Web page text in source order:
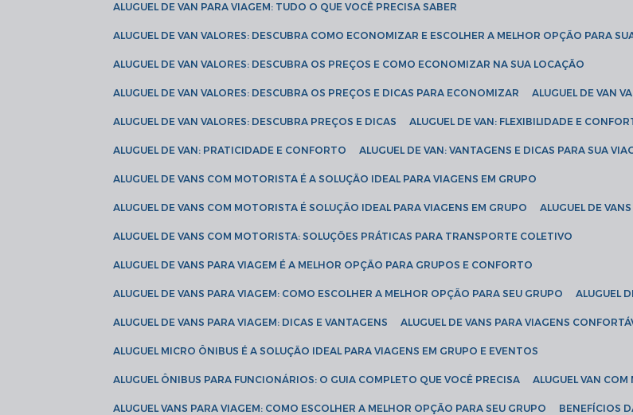
ALUGUEL DE VAN PARA VIAGEM: TUDO O QUE VOCÊ PRECISA SABER
ALUGUEL DE VAN VALORES: DESCUBRA COMO ECONOMIZAR E ESCOLHER A MELHOR OPÇÃO PARA
ALUGUEL DE VAN VALORES: DESCUBRA OS PREÇOS E COMO ECONOMIZAR NA SUA LOCAÇÃO
ALUGUEL DE VAN VALORES: DESCUBRA OS PREÇOS E DICAS PARA ECONOMIZAR ALUGUEL DE VAN
ALUGUEL DE VAN VALORES: DESCUBRA PREÇOS E DICAS ALUGUEL DE VAN: FLEXIBILIDADE E
ALUGUEL DE VAN: PRATICIDADE E CONFORTO ALUGUEL DE VAN: VANTAGENS E DICAS PARA SUA
ALUGUEL DE VANS COM MOTORISTA É A SOLUÇÃO IDEAL PARA VIAGENS EM GRUPO
ALUGUEL DE VANS COM MOTORISTA É SOLUÇÃO IDEAL PARA VIAGENS EM GRUPO ALUGUEL DE
ALUGUEL DE VANS COM MOTORISTA: SOLUÇÕES PRÁTICAS PARA TRANSPORTE COLETIVO
ALUGUEL DE VANS PARA VIAGEM É A MELHOR OPÇÃO PARA GRUPOS E CONFORTO
ALUGUEL DE VANS PARA VIAGEM: COMO ESCOLHER A MELHOR OPÇÃO PARA SEU GRUPO ALUGUEL
ALUGUEL DE VANS PARA VIAGEM: DICAS E VANTAGENS ALUGUEL DE VANS PARA VIAGENS
ALUGUEL MICRO ÔNIBUS É A SOLUÇÃO IDEAL PARA VIAGENS EM GRUPO E EVENTOS
ALUGUEL ÔNIBUS PARA FUNCIONÁRIOS: O GUIA COMPLETO QUE VOCÊ PRECISA ALUGUEL VAN
ALUGUEL VANS PARA VIAGEM: COMO ESCOLHER A MELHOR OPÇÃO PARA SEU GRUPO BENEFÍCIOS